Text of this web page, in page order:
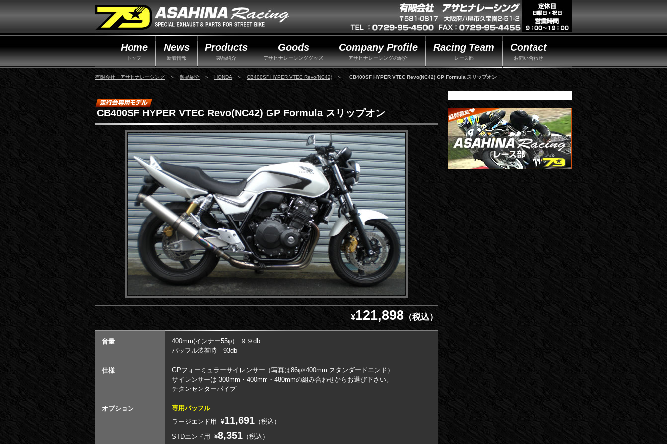
Home
トップ
News
新着情報
Products
製品紹介
Goods
アサヒナレーシンググッズ
Company Profile
アサヒナレーシングの紹介
Racing Team
レース部
Contact
お問い合わせ
有限会社 アサヒナレーシング ＞ 製品紹介 ＞ HONDA＞ CB400SF HYPER VTEC Revo(NC42) ＞ CB400SF HYPER VTEC Revo(NC42) GP Formula スリップオン
CB400SF HYPER VTEC Revo(NC42) GP Formula スリップオン
¥121,898 （税込）
音量
400mm(インナー55φ） ９９db
バッフル装着時 93db
仕様
GPフォーミュラーサイレンサー（写真は86φ×400mm スタンダードエンド）
サイレンサーは 300mm・400mm・480mmの組み合わせからお選び下さい。
チタンセンターパイプ
オプション
専用バッフル
ラージエンド用
¥11,691（税込）
STDエンド用
¥8,351（税込）